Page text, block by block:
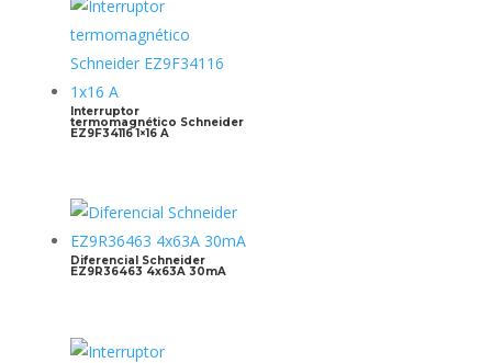
Interruptor
termomagnético Schneider
EZ9F34116 1×16 A
Diferencial Schneider
EZ9R36463 4x63A 30mA